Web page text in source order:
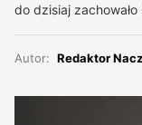
do dzisiaj
Autor: Redaktor